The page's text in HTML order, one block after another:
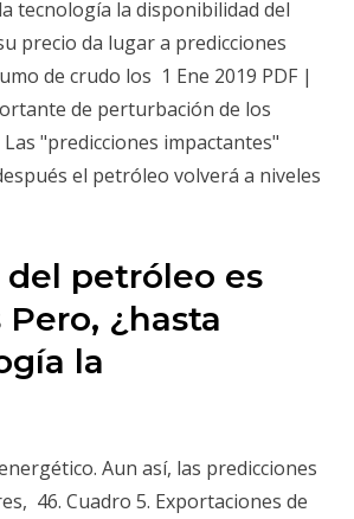
tecnología la disponibilidad del
precio da lugar a predicciones
de crudo los 1 Ene 2019 PDF |
de perturbación de los
"predicciones impactantes"
el petróleo volverá a niveles
petróleo es
¿hasta
la
Aun así, las predicciones
46. Cuadro 5. Exportaciones de